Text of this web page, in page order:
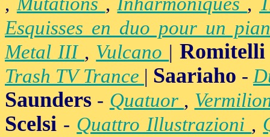
Esquisses en duo pour un
Metal III , Vulcano |Romitelli
Trash TV Trance | Saariaho -
Saunders - Quatuor ,
Scelsi - Quattro Illustrazioni ,